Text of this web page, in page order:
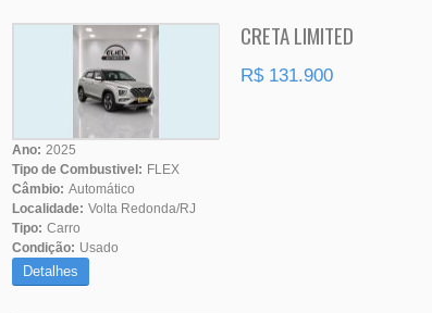
CRETA LIMITED
R$ 131.900
Ano: 2025
Tipo de Combustivel: FLEX
Câmbio: Automático
Localidade: Volta Redonda/RJ
Tipo: Carro
Condição: Usado
Detalhes